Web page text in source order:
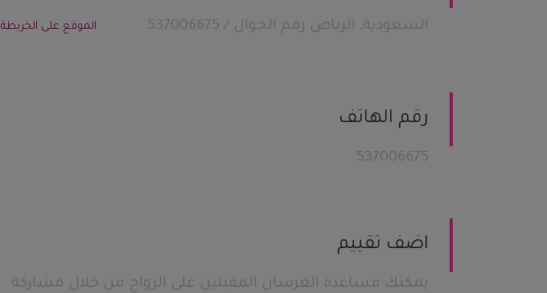
السعودية, الرياض رقم الجوال / 537006675 الموقع على الخريطة
رقم الهاتف
537006675
اضف تقييم
يمكنك مساعدة العرسان المقبلين على الزواج من خلال مشاركة